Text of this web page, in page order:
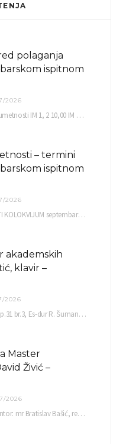
polaganja
ispitnom
2026
SREDA 26. 08. DEKANAT Izvođačke umetnosti IM 1, 2 10,00 IM 3, 4 10,30 IM…
– termini
ispitnom
2026
SOLFEĐO – IZVOĐAČKE UMETNOSTI KOLOKVIJUM septembarski ispitni rok četvrtak, 03.09.2026. uč. br. 12 PISMENI…
akademskih
klavir –
2026
Program: L. van Betoven: Sonata op.31 br.3, Es-dur R. Šuman: Bečki karneval op.26 K. Debisi:…
Master
Živić –
2026
Tema: Kontrast sredina življenja Mentor: mr Bratislav Bašić, redovni profesor Sreda, 08.07.2026. u…